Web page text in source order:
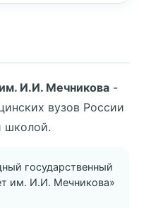
И.И. Мечникова -
вузов России
школой.
государственный
им. И.И. Мечникова»